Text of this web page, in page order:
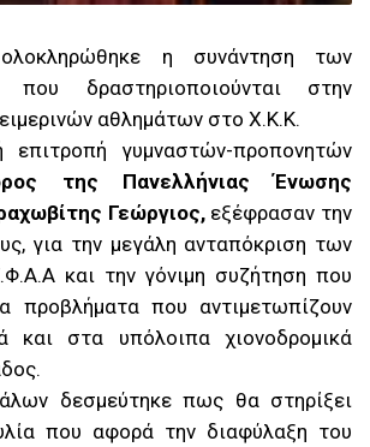
η συνάντηση των
που δραστηριοποιούνται στην
αθλημάτων στο Χ.Κ.Κ.
επιτροπή γυμναστών-προπονητών
της Πανελλήνιας Ένωσης
Γεώργιος,εξέφρασαν την
για την μεγάλη ανταπόκριση των
και την γόνιμη συζήτηση που
προβλήματα που αντιμετωπίζουν
και στα υπόλοιπα χιονοδρομικά
δεσμεύτηκε πως θα στηρίξει
που αφορά την διαφύλαξη του